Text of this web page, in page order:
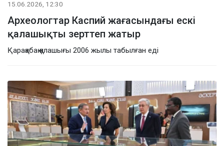
15.06.2026, 12:30
Археологтар Каспий жағасындағы ескі
қалашықты зерттеп жатыр
Қарақабақ қалашығы 2006 жылы табылған еді